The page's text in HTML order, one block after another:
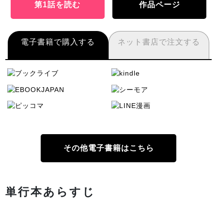
第1話を読む 作品ページ
電子書籍で購入する ネット書店で注文する
その他電子書籍はこちら
単行本あらすじ